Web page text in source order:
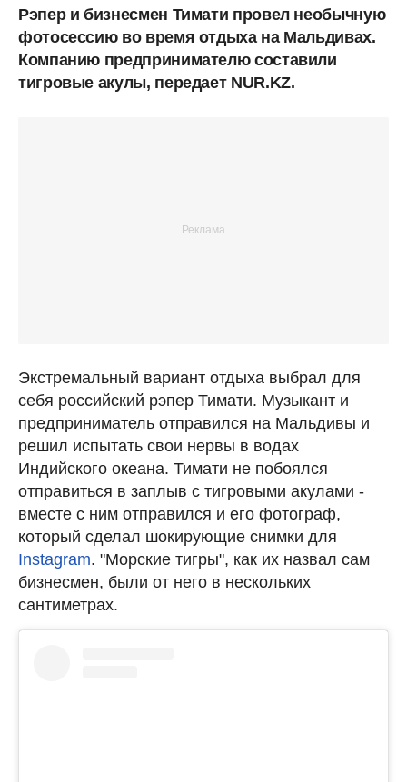
Рэпер и бизнесмен Тимати провел необычную
фотосессию во время отдыха на Мальдивах.
Компанию предпринимателю составили
тигровые акулы, передает NUR.KZ.
Экстремальный вариант отдыха выбрал для
себя российский рэпер Тимати. Музыкант и
предприниматель отправился на Мальдивы и
решил испытать свои нервы в водах
Индийского океана. Тимати не побоялся
отправиться в заплыв с тигровыми акулами -
вместе с ним отправился и его фотограф,
который сделал шокирующие снимки для
Instagram. "Морские тигры", как их назвал сам
бизнесмен, были от него в нескольких
сантиметрах.